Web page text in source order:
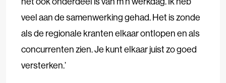
veel aan de samenwerking gehad. Het is zonde
als de regionale kranten elkaar ontlopen en als
concurrenten zien. Je kunt elkaar juist zo goed
versterken.’